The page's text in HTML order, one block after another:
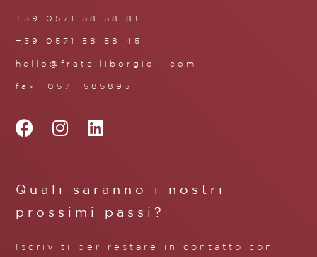
+39 0571 58 58 81
+39 0571 58 58 45
hello@fratelliborgioli.com
fax: 0571 585893
Quali saranno i nostri
prossimi passi?
Iscriviti per restare in contatto con